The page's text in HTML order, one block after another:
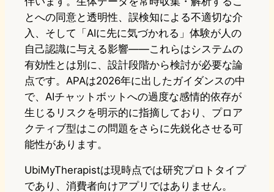
とへの同意と透明性、誤検知による不適切な介
入、そして「AIに先に気づかれる」体験が人の
自己認識に与える影響——これらはシステムの
有効性とは別に、設計段階から検討が必要な論
点です。APAは2026年に出したガイダンスの中
で、AIチャットボットへの過度な感情的依存が
生じるリスクを明示的に指摘しており、プロア
クティブ型はこの問題をさらに先鋭化させる可
能性があります。
UbiMyTherapistは現時点では研究プロトタイプ
であり、消費者向けアプリではありません。